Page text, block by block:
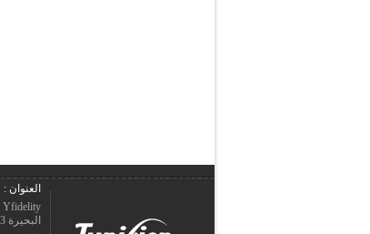
العنوان :
البحيرة 1053 تونس – الجمهورية التونسيّة.